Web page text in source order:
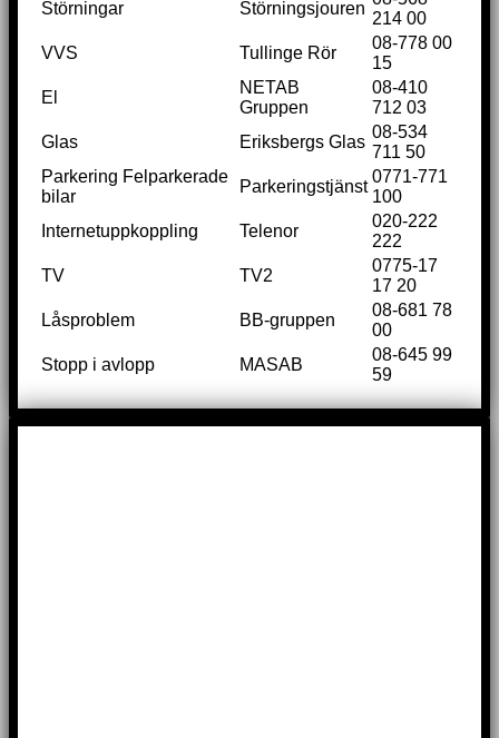
Störningar
Störningsjouren
214 00
VVS
Tullinge Rör
08-778 00
15
El
NETAB
Gruppen
08-410
712 03
Glas
Eriksbergs Glas
08-534
711 50
Parkering Felparkerade
bilar
Parkeringstjänst
0771-771
100
Internetuppkoppling
Telenor
020-222
222
TV
TV2
0775-17
17 20
Låsproblem
BB-gruppen
08-681 78
00
Stopp i avlopp
MASAB
08-645 99
59